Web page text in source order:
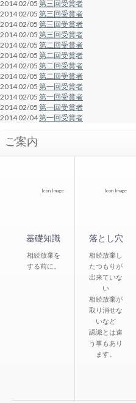
2014 02/05 第三回受賞者
2014 02/05 第三回受賞者
2014 02/05 第三回受賞者
2014 02/05 第三回受賞者
2014 02/05 第二回受賞者
2014 02/05 第二回受賞者
2014 02/05 第二回受賞者
2014 02/05 第二回受賞者
2014 02/05 第一回受賞者
2014 02/05 第一回受賞者
2014 02/05 第一回受賞者
2014 02/04第一回受賞者
ご案内
Icon Image
基礎知識
相続放棄を
する前に。
Icon Image
落とし穴
相続放棄し
たつもりが
出来ていな
い
相続放棄が
取り消せな
いなど
認識とは違
う事もあり
ます。